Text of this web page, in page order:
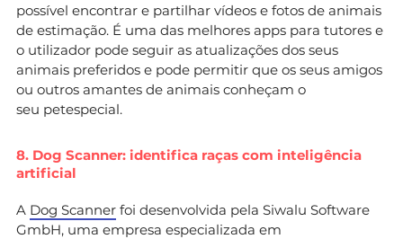
possível encontrar e partilhar vídeos e fotos de animais
de estimação. É uma das melhores apps para tutores e
o utilizador pode seguir as atualizações dos seus
animais preferidos e pode permitir que os seus amigos
ou outros amantes de animais conheçam o
seu petespecial.
8. Dog Scanner: identifica raças com inteligência
artificial
A Dog Scanner foi desenvolvida pela Siwalu Software
GmbH, uma empresa especializada em